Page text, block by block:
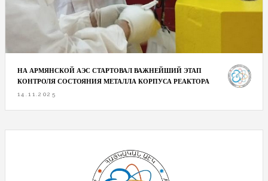
НА АРМЯНСКОЙ АЭС СТАРТОВАЛ ВАЖНЕЙШИЙ ЭТАП
КОНТРОЛЯ СОСТОЯНИЯ МЕТАЛЛА КОРПУСА РЕАКТОРА
14.11.2025